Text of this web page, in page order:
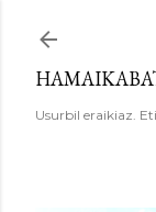
Usurbil eraikiaz.